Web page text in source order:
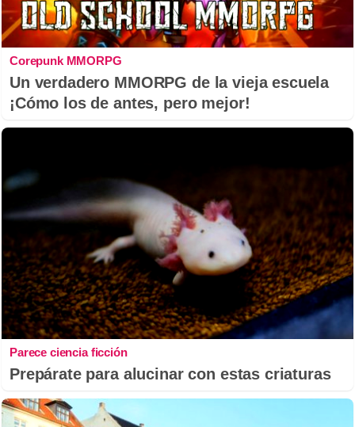
Corepunk MMORPG
Un verdadero MMORPG de la vieja escuela
¡Cómo los de antes, pero mejor!
Parece ciencia ficción
Prepárate para alucinar con estas criaturas